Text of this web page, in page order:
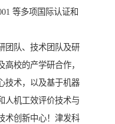
等多项国际认证和
团队、技术团队及研
校的产学研合作，
技术，以及基于机器
人机工效评价技术与
术创新中心！津发科